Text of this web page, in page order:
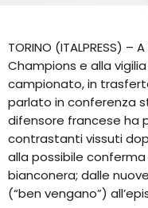
NOTICIAS
CONTACTO
TORINO (ITALPRESS)
Champions e alla
campionato, in
parlato in conferenza
difensore francese ha
contrastanti vissuti
alla possibile
bianconera; dalle
(“ben vengano”)